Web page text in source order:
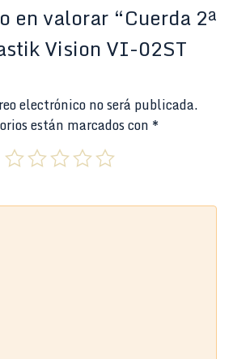
en valorar “Cuerda 2ª
Vision VI-02ST
electrónico no será publicada.
están marcados con *